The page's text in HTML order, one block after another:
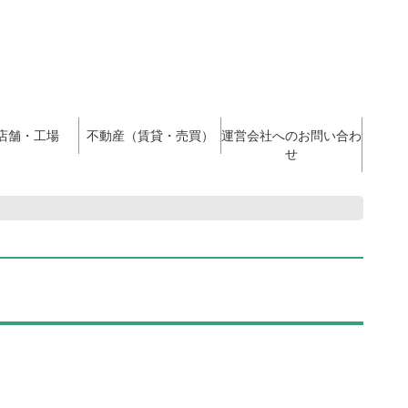
舗・工場 不動産（賃貸・売買）
運営会社へのお問い合わ
せ